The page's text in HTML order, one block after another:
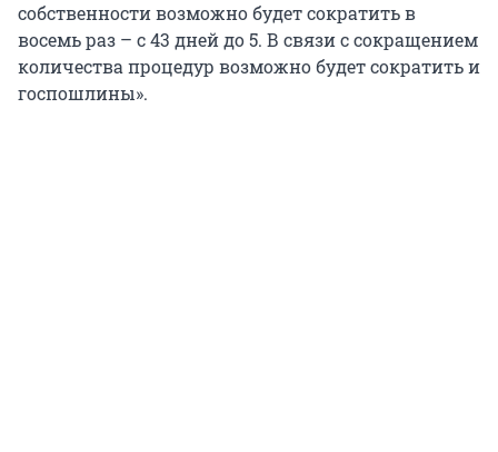
собственности возможно будет сократить в
восемь раз – с 43 дней до 5. В связи с сокращением
количества процедур возможно будет сократить и
госпошлины».